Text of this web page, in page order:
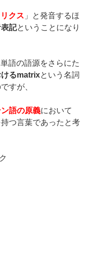
クス 」と発音するほ
記ということになり
語の語源をさらにた
るmatrixという名詞
すが、
語の原義において
持つ言葉であったと考